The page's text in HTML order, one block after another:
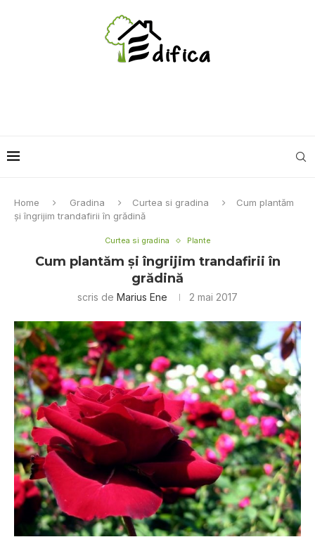
Home Gradina Curtea si gradina
Cum plantăm
şi îngrijim trandafirii în grădină
Curtea si gradina Plante
Cum plantăm şi îngrijim trandafirii în
grădină
scris de Marius Ene 2 mai 2017